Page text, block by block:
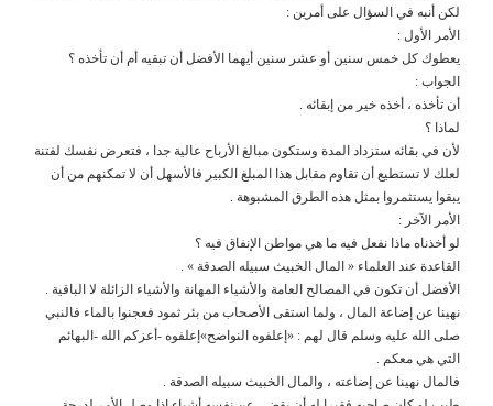
لكن أنبه في السؤال على أمرين :
الأمر الأول :
يعطوك كل خمس سنين أو عشر سنين أيهما الأفضل أن تبقيه أم أن تأخذه ؟
الجواب :
أن تأخذه ، أخذه خير من إبقائه .
لماذا ؟
لأن في بقائه ستزداد المدة وستكون مبالغ الأرباح عالية جدا ، فتعرض نفسك لفتنة
لعلك لا تستطيع أن تقاوم مقابل هذا المبلغ الكبير فالأسهل أن لا تمكنهم من أن
يبقوا يستثمروا بمثل هذه الطرق المشبوهة .
الأمر الآخر :
لو أخذناه ماذا نفعل فيه ما هي مواطن الإنفاق فيه ؟
القاعدة عند العلماء « المال الخبيث سبيله الصدقة » .
الأفضل أن تكون في المصالح العامة والأشياء المهانة والأشياء الزائلة لا الباقية .
نهينا عن إضاعة المال ، ولما استقى الأصحاب من بئر ثمود فعجنوا بالماء فالنبي
صلى الله عليه وسلم قال لهم : «إعلفوه النواضح»إعلفوه -أعزكم الله -البهائم
التي هي معكم .
فالمال نهينا عن إضاعته ، والمال الخبيث سبيله الصدقة .